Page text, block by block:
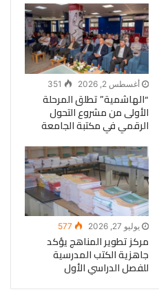
أغسطس 2, 2026 351
“الهاشمية” تطلق المرحلة
الأولى من مشروع التحول
الرقمي في مكتبة الجامعة
يوليو 27, 2026 577
مركز تطوير المناهج يؤكد
جاهزية الكتب المدرسية
للفصل الدراسي الأول